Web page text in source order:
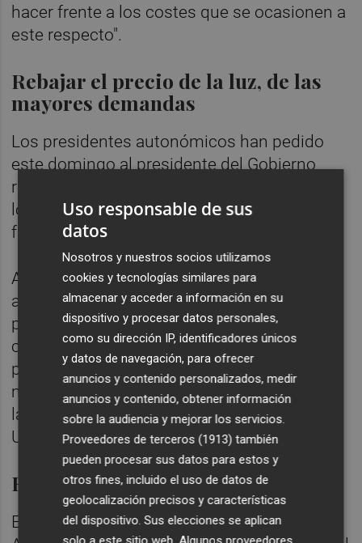
hacer frente a los costes que se ocasionen a
este respecto".
Rebajar el precio de la luz, de las
mayores demandas
Los presidentes autonómicos han pedido
este domingo al presidente del Gobierno
rebajar el precio de la electricidad, el gas y
los carburantes y "medidas urgentes" para
frenar el impacto de la guerra en Ucrania.
A su vez, estos han adelantado a su llegada
al cónclave las reivindicaciones que
pretenden trasladar a Sánchez y en las que
coinciden numerosas autonomías que
pasan por rebajar el precio de las energías y
medidas urgentes que frenen el impacto de
la guerra provocada por la invasión de
Ucrania por parte de Rusia.
Respuesta "ágil" al precio de la luz
Es el caso del presidente de
Uso responsable de sus
datos
Nosotros y nuestros socios utilizamos
cookies y tecnologías similares para
almacenar y acceder a información en su
dispositivo y procesar datos personales,
como su dirección IP, identificadores únicos
y datos de navegación, para ofrecer
anuncios y contenido personalizados, medir
anuncios y contenido, obtener información
sobre la audiencia y mejorar los servicios.
Proveedores de terceros (1913) también
pueden procesar sus datos para estos y
otros fines, incluido el uso de datos de
geolocalización precisos y características
del dispositivo. Sus elecciones se aplican